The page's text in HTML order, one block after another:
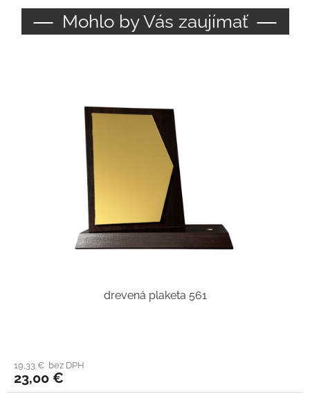
Mohlo by Vás zaujímať
drevená plaketa 561
19,33 € bez DPH
23,00 €